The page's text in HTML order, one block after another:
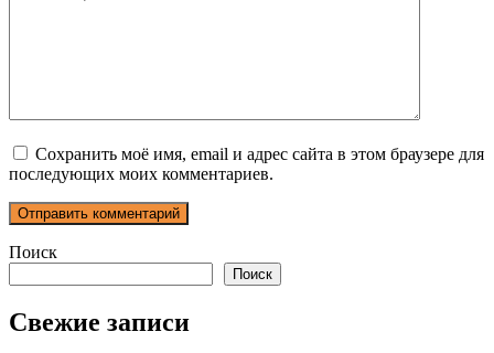
Сохранить моё имя, email и адрес сайта в этом браузере для
последующих моих комментариев.
Поиск
Поиск
Свежие записи